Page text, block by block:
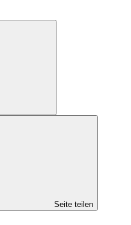
Seite teilen